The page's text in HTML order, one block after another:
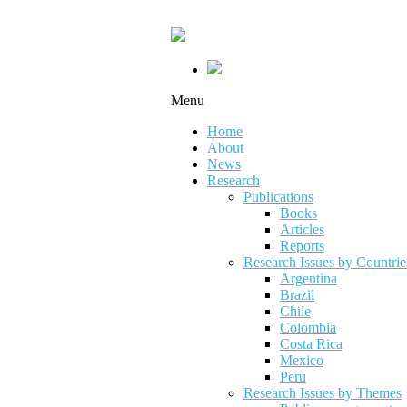
Menu
Home
About
News
Research
Publications
Books
Articles
Reports
Research Issues by
Argentina
Brazil
Chile
Colombia
Costa Rica
Mexico
Peru
Research Issues by Themes